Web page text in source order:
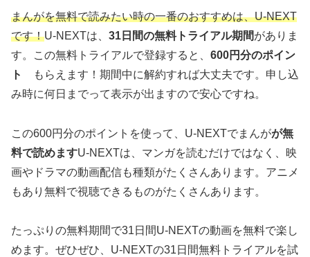
まんがを無料で読みたい時の一番のおすすめは、U-NEXT
です！U-NEXTは、 31日間の無料トライアル期間がありま
す。この無料トライアルで登録すると、 600円分のポイン
ト
もらえます！期間中に解約すれば大丈夫です。申し込
み時に何日までって表示が出ますので安心ですね。
この600円分のポイントを使って、U-NEXTでまんがが無
料で読めますU-NEXTは、マンガを読むだけではなく、映
画やドラマの動画配信も種類がたくさんあります。アニメ
もあり無料で視聴できるものがたくさんあります。
たっぷりの無料期間で31日間U-NEXTの動画を無料で楽し
めます。ぜひぜひ、U-NEXTの31日間無料トライアルを試